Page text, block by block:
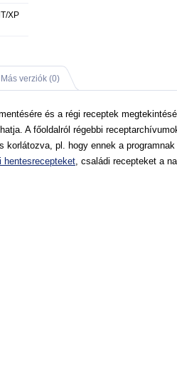
XP
Más verziók (0)
és a régi receptek
A főoldalról régebbi
korlátozva, pl. hogy ennek a
hentesrecepteket, családi recepteket a